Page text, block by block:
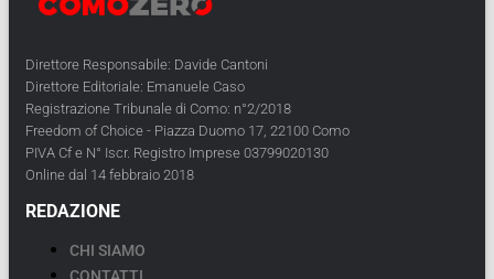
Direttore Responsabile: Davide Cantoni
Direttore Editoriale: Emanuele Caso
Registrazione Tribunale di Como: n°2/2018
Freedom of Choice - Piazza Duomo 17, 22100 Como
PIVA Cf e N° Iscr. Registro Imprese 03799020130
Online dal 14 febbraio 2018
REDAZIONE
CHI SIAMO